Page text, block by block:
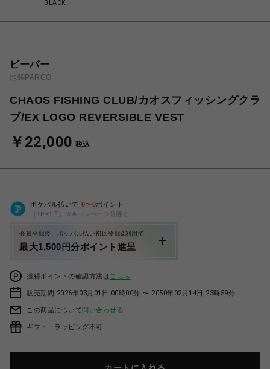
BLACK
ビーバー
池袋PARCO
CHAOS FISHING CLUB/カオスフィッシングクラ
ブ/EX LOGO REVERSIBLE VEST
￥22,000 税込
ポケパル払いで 0〜0ポイント
（1P=1円）※キャンペーン分除く
会員登録後、ポケパル払い初回登録&利用で
最大1,500円分ポイント進呈
獲得ポイントの確認方法は こちら
販売期間 2026年03月01日 00時00分 〜 2050年02月14日 23時59分
この商品について問い合わせる
ギフト：ラッピング不可